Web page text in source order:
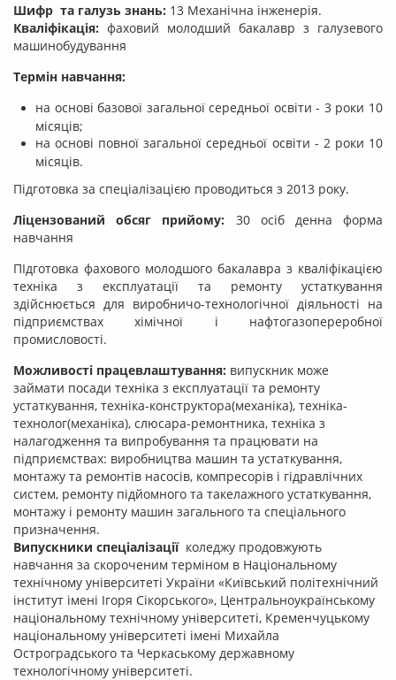
Шифр та галузь знань: 13 Механічна інженерія.
Кваліфікація: фаховий молодший бакалавр з галузевого
машинобудування
Термін навчання:
на основі базової загальної середньої освіти - 3 роки 10
місяців;
на основі повної загальної середньої освіти - 2 роки 10
місяців.
Підготовка за спеціалізацією проводиться з 2013 року.
Ліцензований обсяг прийому: 30 осіб денна форма
навчання
ПІдготовка фахового молодшого бакалавра з кваліфікацією
техніка з експлуатації та ремонту устаткування
здійснюється для виробничо-технологічної діяльності на
підприємствах хімічної і нафтогазопереробної
промисловості.
Можливості працевлаштування: випускник може
займати посади техніка з експлуатації та ремонту
устаткування, техніка-конструктора(механіка), техніка-
технолог(механіка), слюсара-ремонтника, техніка з
налагодження та випробування та працювати на
підприємствах: виробництва машин та устаткування,
монтажу та ремонтів насосів, компресорів і гідравлічних
систем, ремонту підйомного та такелажного устаткування,
монтажу і ремонту машин загального та спеціального
призначення.
Випускники спеціалізаціїколеджу продовжують
навчання за скороченим терміном в Національному
технічному університеті України «Київський політехнічний
інститут імені Ігоря Сікорського», Центральноукраїнському
національному технічному університеті, Кременчуцькому
національному університеті імені Михайла
Остроградського та Черкаському державному
технологічному університеті.